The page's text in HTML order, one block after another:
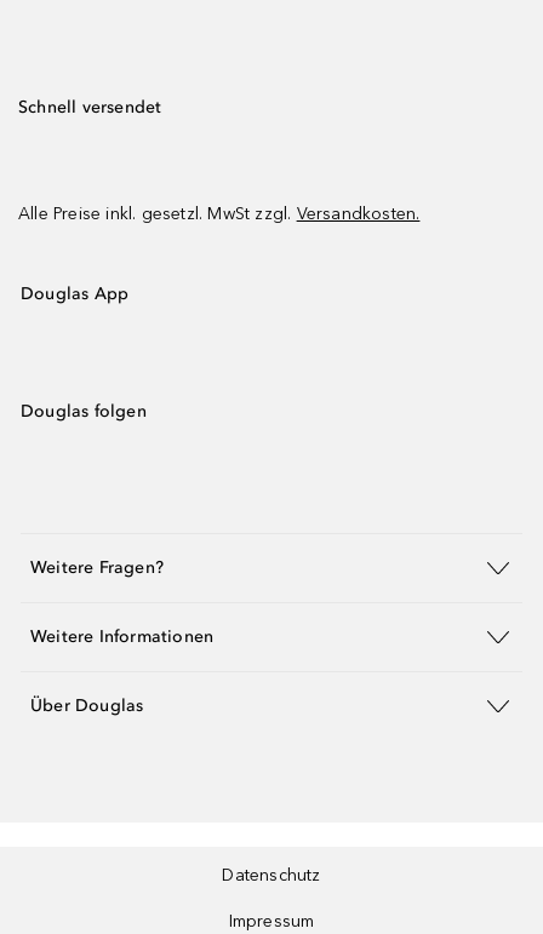
Schnell versendet
Alle Preise inkl. gesetzl. MwSt zzgl. Versandkosten.
Douglas App
Douglas folgen
Weitere Fragen?
Weitere Informationen
Über Douglas
Datenschutz
Impressum